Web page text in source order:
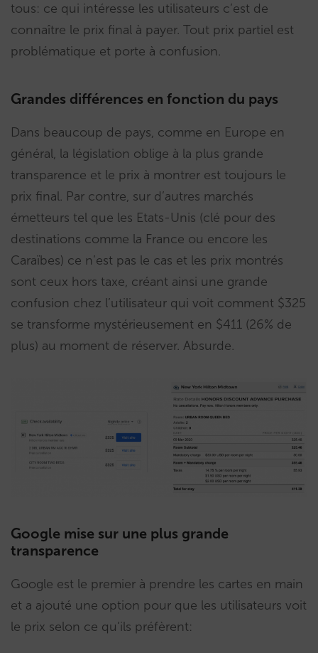
tous: ce qui intéresse les utilisateurs c’est de
connaître le prix final à payer. Tout prix partiel est
problématique et porte à confusion.
Grandes différences en fonction du pays
Dans beaucoup de pays, comme en Europe en
général, la législation oblige à la plus grande
transparence et le prix à montrer est toujours le
prix final. Par contre, sur d’autres marchés
émetteurs tel que les Etats-Unis (clé pour des
destinations comme la France ou encore les
Caraïbes) ce n’est pas le cas et les prix montrés
sont ceux hors taxe, créant ainsi une grande
confusion chez l’utilisateur qui voit comment $325
se transforme mystérieusement en $411 (26% de
plus) au moment de réserver. Absurde.
Google mise sur une plus grande
transparence
Google est le premier à prendre les cartes en main
et a ajouté une option pour que les utilisateurs voit
le prix selon ce qu’ils préfèrent: